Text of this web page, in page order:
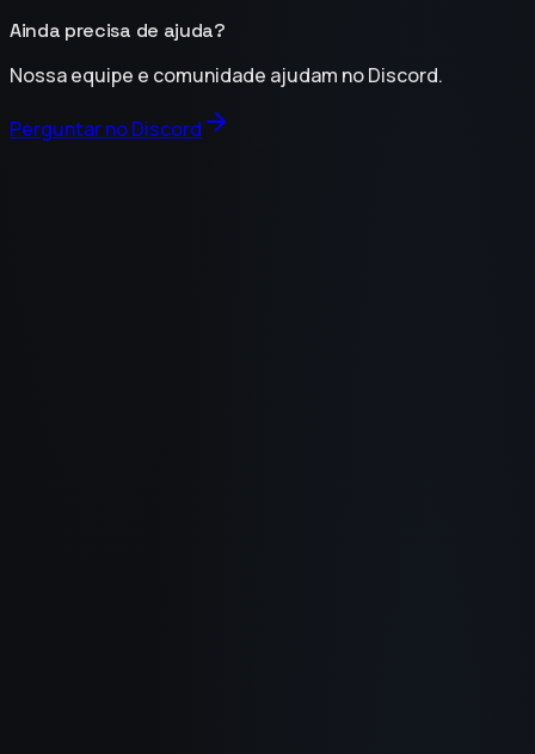
Ainda precisa de ajuda?
Nossa equipe e comunidade ajudam no Discord.
Perguntar no Discord